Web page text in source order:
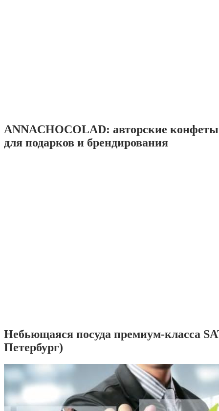
ANNACHOCOLAD: авторские
для подарков и брендирования
Небьющаяся посуда премиум-класса
Петербург)